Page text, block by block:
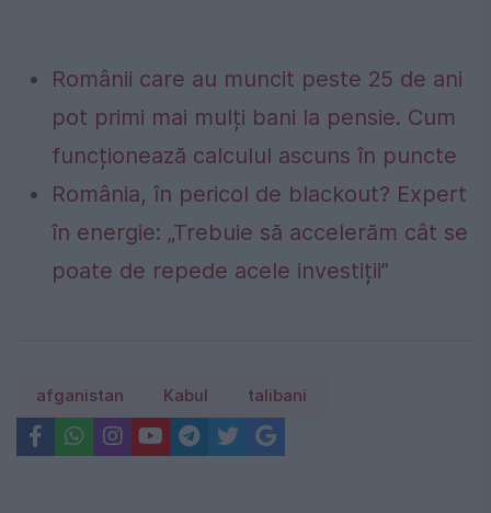
Românii care au muncit peste 25 de ani
pot primi mai mulți bani la pensie. Cum
funcționează calculul ascuns în puncte
România, în pericol de blackout? Expert
în energie: „Trebuie să accelerăm cât se
poate de repede acele investiții”
afganistan Kabul talibani